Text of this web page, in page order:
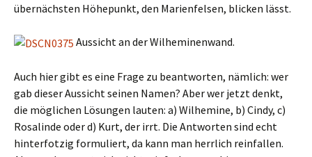
übernächsten Höhepunkt, den Marienfelsen, blicken lässt.
Aussicht an der Wilheminenwand.
Auch hier gibt es eine Frage zu beantworten, nämlich: wer
gab dieser Aussicht seinen Namen? Aber wer jetzt denkt,
die möglichen Lösungen lauten: a) Wilhemine, b) Cindy, c)
Rosalinde oder d) Kurt, der irrt. Die Antworten sind echt
hinterfotzig formuliert, da kann man herrlich reinfallen.